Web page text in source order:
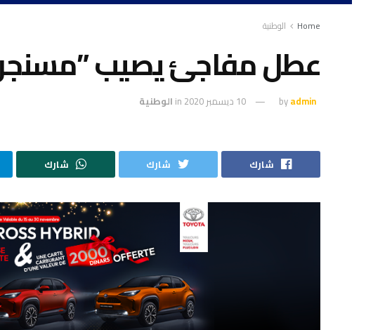
Home الوطنية
عطل مفاجئ يصيب
byadmin 10 ديسمبر 2020 in الوطنية
شارك شارك شارك